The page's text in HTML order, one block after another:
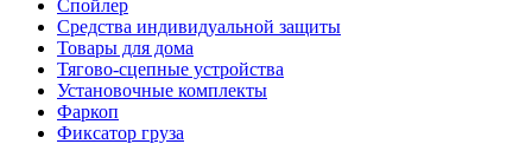
Спойлер
Средства индивидуальной защиты
Товары для дома
Тягово-сцепные устройства
Установочные комплекты
Фаркоп
Фиксатор груза